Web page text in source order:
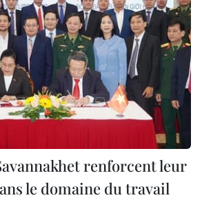
renforcent leur
le domaine du travail